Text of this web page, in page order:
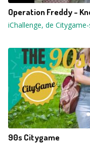
Operation Freddy -
iChallenge, de
90s Citygame